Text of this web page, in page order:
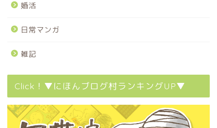
婚活
日常マンガ
雑記
Click！▼にほんブログ村ランキングUP▼